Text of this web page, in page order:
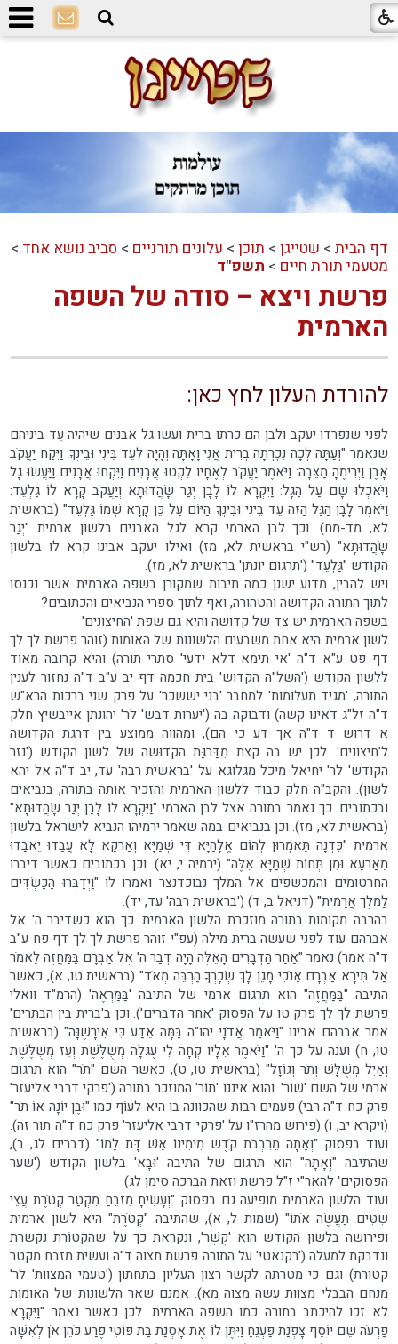
דף הבית > שטייגן > תוכן > עלונים תורניים > סביב נושא אחד >
מטעמי תורת חיים > תשפ"ד
פרשת ויצא – סודה של השפה
הארמית
להורדת העלון לחץ כאן:
לפני שנפרדו יעקב ולבן הם כרתו ברית ועשו גל אבנים שיהיה עֵד ביניהם
שנאמר "וְעַתָּה לְכָה נִכְרְתָה בְרִית אֲנִי וָאָתָּה וְהָיָה לְעֵד בֵּינִי וּבֵינֶךָ: וַיִּקַּח יַעֲקֹב
אָבֶן וַיְרִימֶהָ מַצֵּבָה: וַיֹּאמֶר יַעֲקֹב לְאֶחָיו לִקְטוּ אֲבָנִים וַיִּקְחוּ אֲבָנִים וַיַּעֲשׂוּ גָל
וַיֹּאכְלוּ שָׁם עַל הַגָּל: וַיִּקְרָא לוֹ לָבָן יְגַר שָׂהֲדוּתָא וְיַעֲקֹב קָרָא לוֹ גַּלְעֵד:
וַיֹּאמֶר לָבָן הַגַּל הַזֶּה עֵד בֵּינִי וּבֵינְךָ הַיּוֹם עַל כֵּן קָרָא שְׁמוֹ גַּלְעֵד" (בראשית
לא, מד-מח). וכך לבן הארמי קרא לגל האבנים בלשון ארמית "יְגַר
שָׂהֲדוּתָא" (רש"י בראשית לא, מז) ואילו יעקב אבינו קרא לו בלשון
הקודש "גַּלְעֵד" ('תרגום יונתן' בראשית לא, מז).
ויש להבין, מדוע ישנן כמה תיבות שמקורן בשפה הארמית אשר נכנסו
לתוך התורה הקדושה והטהורה, ואף לתוך ספרי הנביאים והכתובים?
בשפה הארמית יש צד של קדושה והיא גם שפת 'החיצונים'
לשון ארמית היא אחת משבעים הלשונות של האומות (זוהר פרשת לך לך
דף פט ע"א ד"ה 'אי תימא דלא ידעי' סתרי תורה) והיא קרובה מאוד
ללשון הקודש ('השל"ה הקדוש' בית חכמה דף יב ע"ב ד"ה נחזור לענין
התורה, 'מגיד תעלומות' למחבר 'בני יששכר' על פרק שני ברכות הרא"ש
ד"ה זל"ג דאינו קשה) ודבוקה בה ('יערות דבש' לר' יהונתן אייבשיץ חלק
א דרוש ד ד"ה אך דע כי הם), ומהווה ממוצע בין דרגת הקדושה
ל'חיצונים'. לכן יש בה קצת מִדַּרְגַּת הקדוּשה של לשון הקודש ('נזר
הקודש' לר' יחיאל מיכל מגלוגא על 'בראשית רבה' עד, יב ד"ה אל יהא
לשון). והקב"ה חלק כבוד ללשון הארמית והזכיר אותה בתורה, בנביאים
ובכתובים. כך נאמר בתורה אצל לבן הארמי "וַיִּקְרָא לוֹ לָבָן יְגַר שָׂהֲדוּתָא"
(בראשית לא, מז). וכן בנביאים במה שאמר ירמיהו הנביא לישראל בלשון
ארמית "כִּדְנָה תֵּאמְרוּן לְהוֹם אֱלָהַיָּא דִּי שְׁמַיָּא וְאַרְקָא לָא עֲבַדוּ יֵאבַדוּ
מֵאַרְעָא וּמִן תְּחוֹת שְׁמַיָּא אֵלֶּה" (ירמיה י, יא). וכן בכתובים כאשר דיברו
החרטומים והמכשפים אל המלך נבוכדנצר ואמרו לו "וַיְדַבְּרוּ הַכַּשְׂדִּים
לַמֶּלֶךְ אֲרָמִית" (דניאל ב, ד) ('בראשית רבה' עד, יד).
בהרבה מקומות בתורה מוזכרת הלשון הארמית. כך הוא כשדיבר ה' אל
אברהם עוד לפני שעשה ברית מילה (עפ"י זוהר פרשת לך לך דף פח ע"ב
ד"ה אמר) נאמר "אַחַר הַדְּבָרִים הָאֵלֶּה הָיָה דְבַר ה' אֶל אַבְרָם בַּמַּחֲזֶה לֵאמֹר
אַל תִּירָא אַבְרָם אָנֹכִי מָגֵן לָךְ שְׂכָרְךָ הַרְבֵּה מְאֹד" (בראשית טו, א), כאשר
התיבה "בַּמַּחֲזֶה" הוא תרגום ארמי של התיבה 'בַּמַּרְאֶה' (הרמ"ד וואלי
פרשת לך לך פרק טו על הפסוק 'אחר הדברים'). וכן ב'ברית בין הבתרים'
אמר אברהם אבינו "וַיֹּאמַר אֲדֹנָי יהו"ה בַּמָּה אֵדַע כִּי אִירָשֶׁנָּה" (בראשית
טו, ח) וענה על כך ה' "וַיֹּאמֶר אֵלָיו קְחָה לִי עֶגְלָה מְשֻׁלֶּשֶׁת וְעֵז מְשֻׁלֶּשֶׁת
וְאַיִל מְשֻׁלָּשׁ וְתֹר וְגוֹזָל" (בראשית טו, ט), כאשר השם "תֹר" הוא תרגום
ארמי של השם 'שׁוֹר'. והוא איננו 'תוֹר' המוזכר בתורה ('פרקי דרבי אליעזר'
פרק כח ד"ה רבי) פעמים רבות שהכוונה בו היא לעוֹף כמו "וּבֶן יוֹנָה אוֹ תֹר"
(ויקרא יב, ו) (פירוש מהרז"ו על 'פרקי דרבי אליעזר' פרק כח ד"ה תור זה).
ועוד בפסוק "וְאָתָה מֵרִבְבֹת קֹדֶשׁ מִימִינוֹ אֵשׁ דָּת לָמוֹ" (דברים לג, ב),
שהתיבה "וְאָתָה" הוא תרגום של התיבה 'וּבָא' בלשון הקודש ('שער
הפסוקים' להאר"י ז"ל פרשת וזאת הברכה סימן לג).
ועוד הלשון הארמית מופיעה גם בפסוק "וְעָשִׂיתָ מִזְבֵּחַ מִקְטַר קְטֹרֶת עֲצֵי
שִׁטִּים תַּעֲשֶׂה אֹתוֹ" (שמות ל, א), שהתיבה "קְטֹרֶת" היא לשון ארמית
ופירושה בלשון הקודש הוא 'קֶשֶׁר', ונקראת כך על שהקטוֹרת נקשרת
ונדבקת למעלה ('רקנאטי' על התורה פרשת תצוה ד"ה ועשית מזבח מקטר
קטורת) וגם כי מטרתה לקשר רצון העליון בתחתון ('טעמי המצוות' לר'
מנחם הבבלי מצוות עשה מצוה מא). אמנם שאר הלשונות של האומות
לא זכו להיכתב בתורה כמו השפה הארמית. לכן כאשר נאמר "וַיִּקְרָא
פַרְעֹה שֵׁם יוֹסֵף צָפְנַת פַּעְנֵחַ וַיִּתֶּן לוֹ אֶת אָסְנַת בַּת פּוֹטִי פֶרַע כֹּהֵן אֹן לְאִשָּׁה